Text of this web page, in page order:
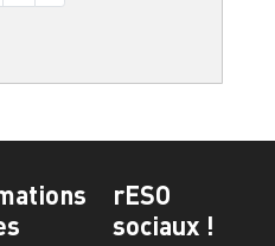
rESO
sociaux !